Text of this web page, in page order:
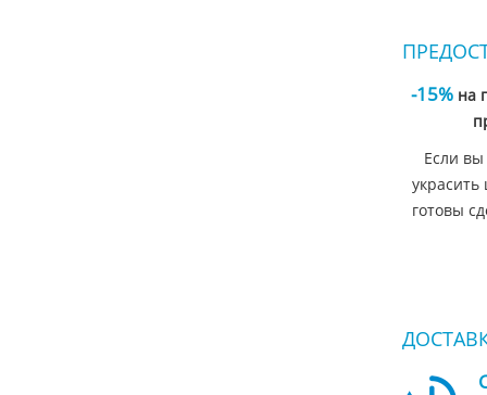
-15%на
Если вы
готовы